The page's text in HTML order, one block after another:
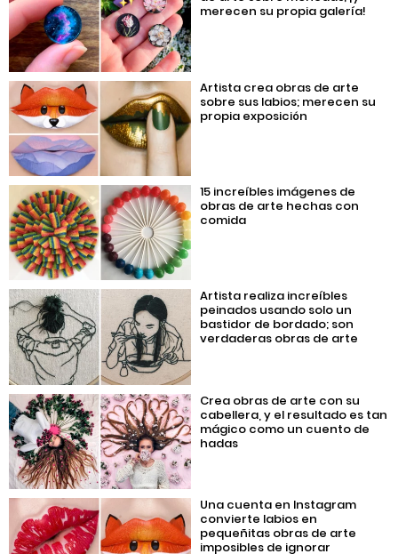
merecen su propia galería!
Artista crea obras de arte
sobre sus labios; merecen su
propia exposición
15 increíbles imágenes de
obras de arte hechas con
comida
Artista realiza increíbles
peinados usando solo un
bastidor de bordado; son
verdaderas obras de arte
Crea obras de arte con su
cabellera, y el resultado es tan
mágico como un cuento de
hadas
Una cuenta en Instagram
convierte labios en
pequeñitas obras de arte
imposibles de ignorar